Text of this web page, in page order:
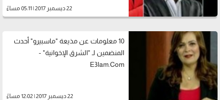
22 ديسمبر 2017 | 05:11 مساءً
10 معلومات عن مذيعة "ماسبيرو" أحدث
المنضمين لـ "الشرق الإخوانية" -
E3lam.Com
22 ديسمبر 2017 | 12:02 مساءً